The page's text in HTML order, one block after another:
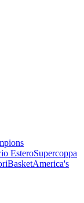
EsteroSupercoppa
BasketAmerica's